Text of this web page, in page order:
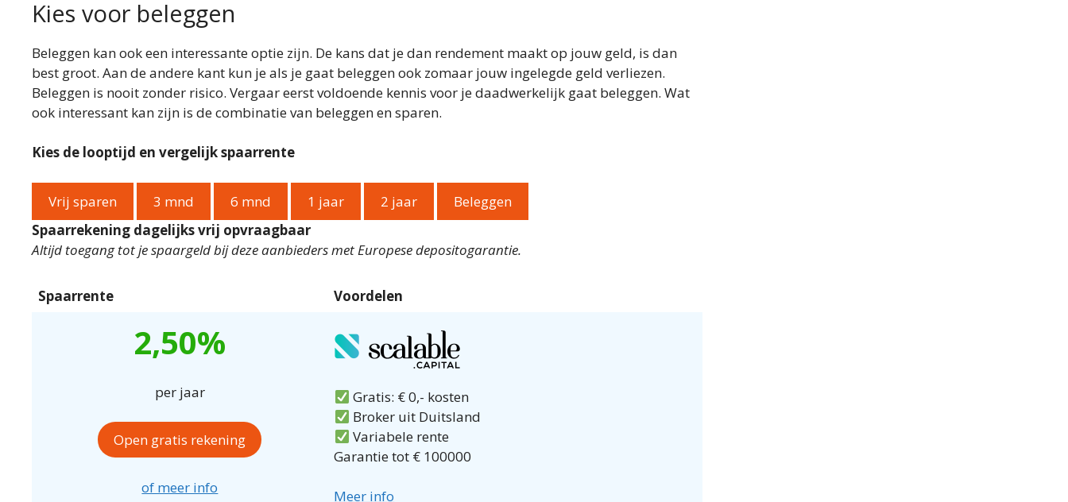
Kies voor beleggen
Beleggen kan ook een interessante optie zijn. De kans dat je dan rendement maakt op jouw geld, is dan
best groot. Aan de andere kant kun je als je gaat beleggen ook zomaar jouw ingelegde geld verliezen.
Beleggen is nooit zonder risico. Vergaar eerst voldoende kennis voor je daadwerkelijk gaat beleggen. Wat
ook interessant kan zijn is de combinatie van beleggen en sparen.
Kies de looptijd en vergelijk spaarrente
Vrij sparen 3 mnd 6 mnd 1 jaar 2 jaar
Beleggen
Spaarrekening dagelijks vrij opvraagbaar
Altijd toegang tot je spaargeld bij deze aanbieders met Europese depositogarantie.
Spaarrente Voordelen
2,50%
per jaar
Open gratis rekening
of meer info
Gratis: € 0,- kosten
Broker uit Duitsland
Variabele rente
Garantie tot € 100000
Meer info